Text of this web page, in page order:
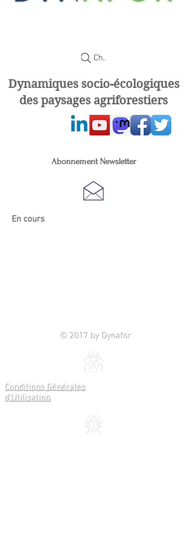
Chercher
Dynamiques socio-écologiques
des paysages agriforestiers
Abonnement Newsletter
En cours
© 2017 by Dynafor
Conditions Générales
d'Utilisation